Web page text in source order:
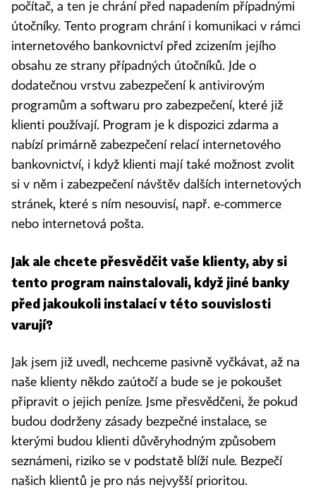
počítač, a ten je chrání před napadením případnými
útočníky. Tento program chrání i komunikaci v rámci
internetového bankovnictví před zcizením jejího
obsahu ze strany případných útočníků. Jde o
dodatečnou vrstvu zabezpečení k antivirovým
programům a softwaru pro zabezpečení, které již
klienti používají. Program je k dispozici zdarma a
nabízí primárně zabezpečení relací internetového
bankovnictví, i když klienti mají také možnost zvolit
si v něm i zabezpečení návštěv dalších internetových
stránek, které s ním nesouvisí, např. e-commerce
nebo internetová pošta.
Jak ale chcete přesvědčit vaše klienty, aby si
tento program nainstalovali, když jiné banky
před jakoukoli instalací v této souvislosti
varují?
Jak jsem již uvedl, nechceme pasivně vyčkávat, až na
naše klienty někdo zaútočí a bude se je pokoušet
připravit o jejich peníze. Jsme přesvědčeni, že pokud
budou dodrženy zásady bezpečné instalace, se
kterými budou klienti důvěryhodným způsobem
seznámeni, riziko se v podstatě blíží nule. Bezpečí
našich klientů je pro nás nejvyšší prioritou.